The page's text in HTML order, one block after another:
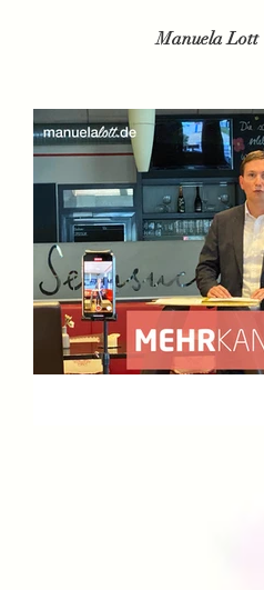
Manuela Lott